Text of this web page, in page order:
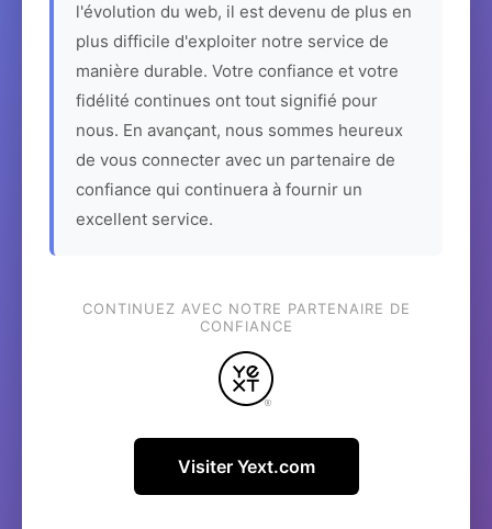
l'évolution du web, il est devenu de plus en
plus difficile d'exploiter notre service de
manière durable. Votre confiance et votre
fidélité continues ont tout signifié pour
nous. En avançant, nous sommes heureux
de vous connecter avec un partenaire de
confiance qui continuera à fournir un
excellent service.
CONTINUEZ AVEC NOTRE PARTENAIRE DE
CONFIANCE
Visiter Yext.com